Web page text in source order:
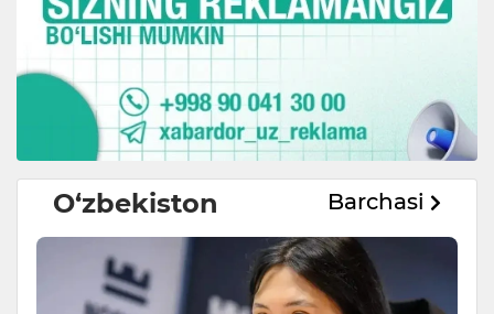
O‘zbekiston Barchasi